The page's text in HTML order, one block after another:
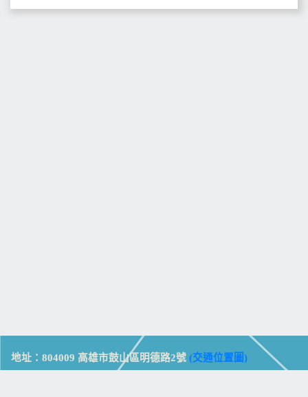
地址：804009 高雄市鼓山區明德路2號 (交通位置圖)